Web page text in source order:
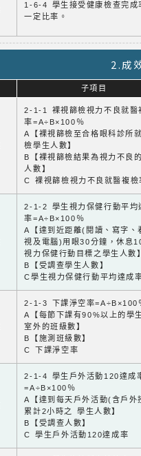
1-6-4 學生接受健康檢查完成
一定比率。
2.成
子項目
2-1-1 裸視篩檢視力不良就醫
率=A÷B×100％
A【裸視篩檢至合格眼科診所
檢學生人數】
B【裸視篩檢結果為視力不良
人數】
C 裸視篩檢視力不良就醫複檢
2-1-2 學生視力保健行動平均
率=A÷B×100％
A【達到近距離(閱讀、寫字、
視及電腦)用眼30分鐘，休息
視力保健行動目標之學生人數
B【受調查學生人數】
C學生視力保健行動平均達成
2-1-3 下課淨空率=A÷B×100
A【每節下課有90%以上的學
室外的班級數】
B【施測班級數】
C 下課淨空率
2-1-4 學生戶外活動120達成
=A÷B×100％
A【達到每天戶外活動(含戶外
累計2小時之 學生人數】
B【受調查人數】
C 學生戶外活動120達成率